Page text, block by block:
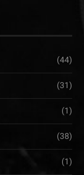
(44)
(31)
(1)
(38)
(1)